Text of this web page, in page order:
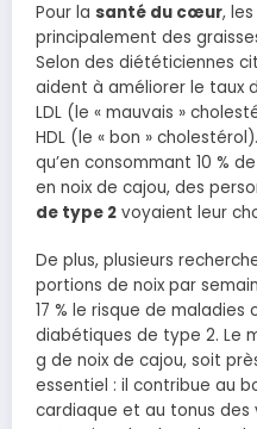
Pour la santé du cœur,
principalement des
Selon des diététiciennes
aident à améliorer le taux
LDL (le « mauvais »
HDL (le « bon »
qu’en consommant 10 %
en noix de cajou, des
de type 2 voyaient leur
De plus, plusieurs
portions de noix par
17 % le risque de
diabétiques de type 2. Le
g de noix de cajou, soit
essentiel : il contribue au
cardiaque et au tonus des